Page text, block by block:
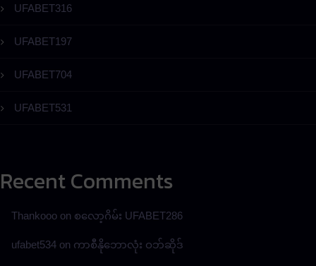
UFABET316
UFABET197
UFABET704
UFABET531
Recent Comments
Thankooo on စလော့ဂိမ်း UFABET286
ufabet534 on ကာစီနိုဘောလုံး ဝဘ်ဆိုဒ်